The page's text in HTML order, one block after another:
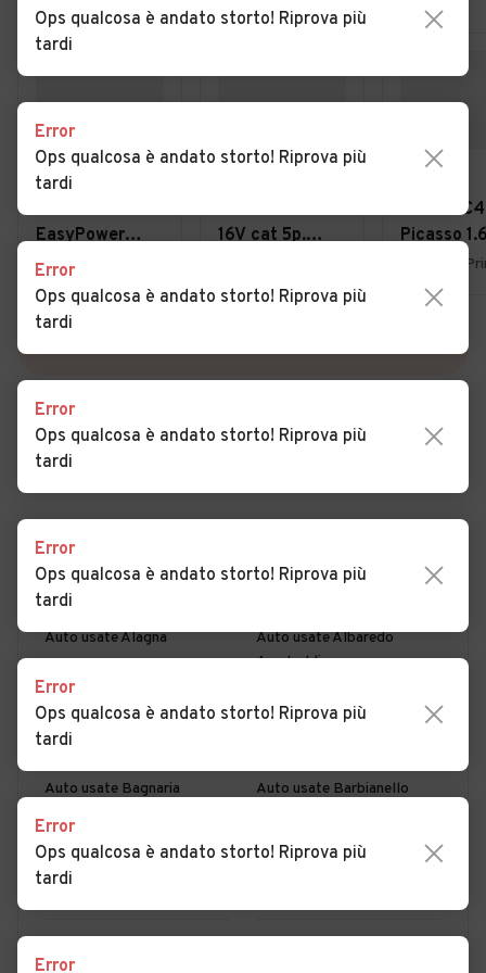
€ 4.950
Fiat Panda 1.2
EasyPower
Lounge
Uboldo (VA)
Ford Focus 1.6i
16V cat 5p.
Citroen C4
Picasso
7posti
VEDI TUTTE
Cerca altri risultati
PER COMUNE PER PROVINCIA
Auto usate Alagna
Auto usate Albaredo
Arnaboldi
Auto usate Albonese Auto usate Albuzzano
Auto usate Arena Po
Auto usate Bagnaria Auto usate Barbianello
Auto usate Bascapè
Pancarana
Auto usate Bereguardo Auto usate Borgarello
Ops qualcosa è andato storto! Riprova più
tardi
Error
Ops qualcosa è andato storto! Riprova più
tardi
Error
Ops qualcosa è andato storto! Riprova più
tardi
Error
Ops qualcosa è andato storto! Riprova più
tardi
Error
Ops qualcosa è andato storto! Riprova più
tardi
Error
Ops qualcosa è andato storto! Riprova più
tardi
Error
Ops qualcosa è andato storto! Riprova più
tardi
Error